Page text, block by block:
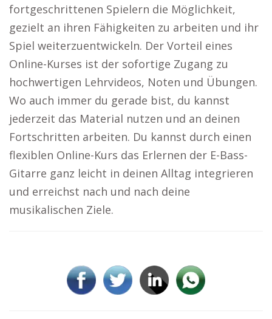
fortgeschrittenen Spielern die Möglichkeit,
gezielt an ihren Fähigkeiten zu arbeiten und ihr
Spiel weiterzuentwickeln. Der Vorteil eines
Online-Kurses ist der sofortige Zugang zu
hochwertigen Lehrvideos, Noten und Übungen.
Wo auch immer du gerade bist, du kannst
jederzeit das Material nutzen und an deinen
Fortschritten arbeiten. Du kannst durch einen
flexiblen Online-Kurs das Erlernen der E-Bass-
Gitarre ganz leicht in deinen Alltag integrieren
und erreichst nach und nach deine
musikalischen Ziele.